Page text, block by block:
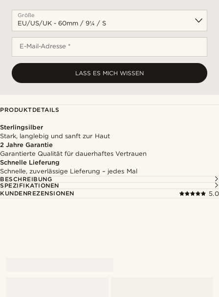
Größe
E-Mail-Adresse *
LASS ES MICH WISSEN
PRODUKTDETAILS
Sterlingsilber
Stark, langlebig und sanft zur Haut
2 Jahre Garantie
Garantierte Qualität für dauerhaftes Vertrauen
Schnelle Lieferung
Schnelle, zuverlässige Lieferung – jedes Mal
BESCHREIBUNG
SPEZIFIKATIONEN
KUNDENREZENSIONEN
5.0